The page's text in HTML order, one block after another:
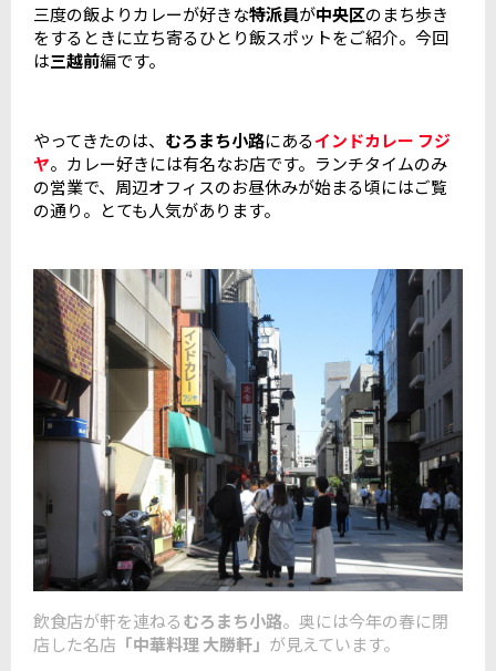
三度の飯よりカレーが好きな特派員が中央区のまち歩き
をするときに立ち寄るひとり飯スポットをご紹介。今回
は三越前編です。
やってきたのは、 むろまち小路にあるインドカレー フジ
ヤ。カレー好きには有名なお店です。ランチタイムのみ
の営業で、周辺オフィスのお昼休みが始まる頃にはご覧
の通り。とても人気があります。
飲食店が軒を連ねるむろまち小路。奥には今年の春に閉
店した名店 「中華料理 大勝軒」 が見えています。